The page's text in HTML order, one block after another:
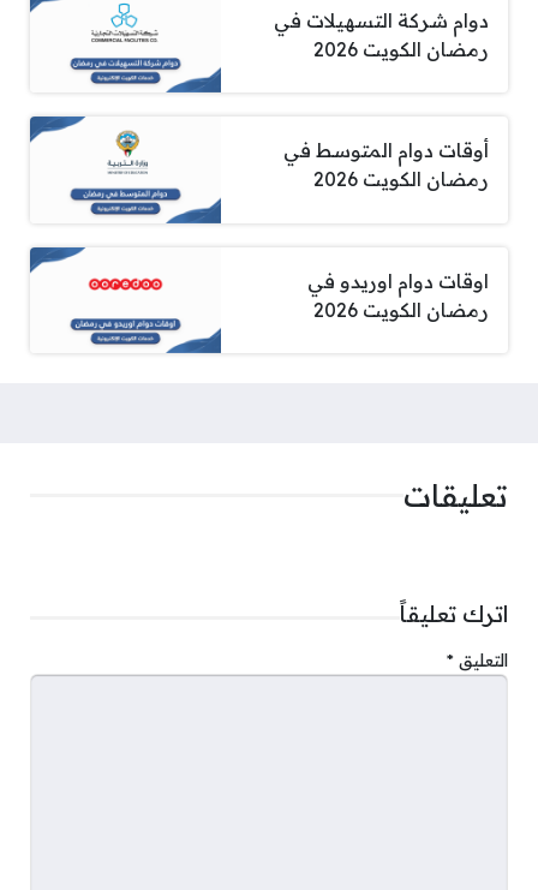
دوام شركة التسهيلات في
رمضان الكويت 2026
أوقات دوام المتوسط في
رمضان الكويت 2026
اوقات دوام اوريدو في
رمضان الكويت 2026
تعليقات
اترك تعليقاً
التعليق *